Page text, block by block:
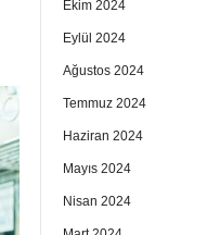
Ekim 2024
Eylül 2024
Ağustos 2024
Temmuz 2024
Haziran 2024
Mayıs 2024
Nisan 2024